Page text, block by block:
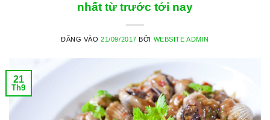
nhất từ trước tới nay
ĐĂNG VÀO21/09/2017 BỞI WEBSITE ADMIN
21
Th9